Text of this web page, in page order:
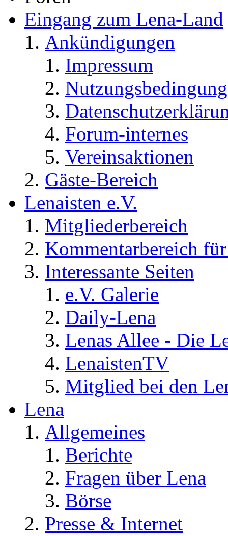
Eingang zum Lena-Land
Ankündigungen
Impressum
Forum-internes
Vereinsaktionen
Gäste-Bereich
Lenaisten e.V.
Mitgliederbereich
Kommentarbereich
Interessante Seiten
e.V. Galerie
Daily-Lena
Lenas Allee - Die
LenaistenTV
Mitglied bei den
Lena
Allgemeines
Berichte
Fragen über Lena
Börse
Presse & Internet